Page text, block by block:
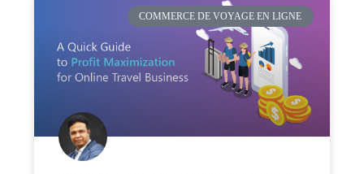
COMMERCE DE VOYAGE EN LIGNE